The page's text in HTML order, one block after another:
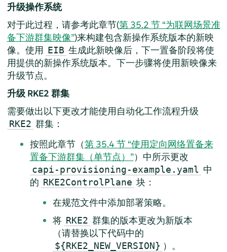
升级操作系统
对于此过程，请参考此章节(第 35.2 节 “为联网场景准
备下游群集映像”)来构建包含新操作系统版本的新映
像。使用 EIB 生成此新映像后，下一置备阶段将使
用提供的新操作系统版本。下一步骤将使用新映像来
升级节点。
升级 RKE2 群集
需要做出以下更改才能使用自动化工作流程升级
RKE2 群集：
按照此章节（第 35.4 节 “使用定向网络置备来
置备下游群集（单节点）”）中所示更改
capi-provisioning-example.yaml 中
的 RKE2ControlPlane 块：
在规范文件中添加部署策略。
将 RKE2 群集的版本更改为新版本
（请替换以下代码中的
${RKE2_NEW_VERSION} ）。